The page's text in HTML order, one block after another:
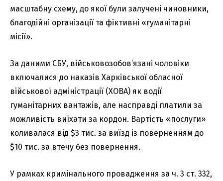
масштабну схему, до якої були залучені чиновники,
благодійні організації та фіктивні «гуманітарні
місії».
За даними СБУ, військовозобов’язані чоловіки
включалися до наказів Харківської обласної
військової адміністрації (ХОВА) як водії
гуманітарних вантажів, але насправді платили за
можливість виїхати за кордон. Вартість «послуги»
коливалася від $3 тис. за виїзд із поверненням до
$10 тис. за втечу без повернення.
У рамках кримінального провадження за ч. 3 ст. 332,